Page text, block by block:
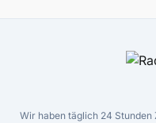
Wir haben täglich 24